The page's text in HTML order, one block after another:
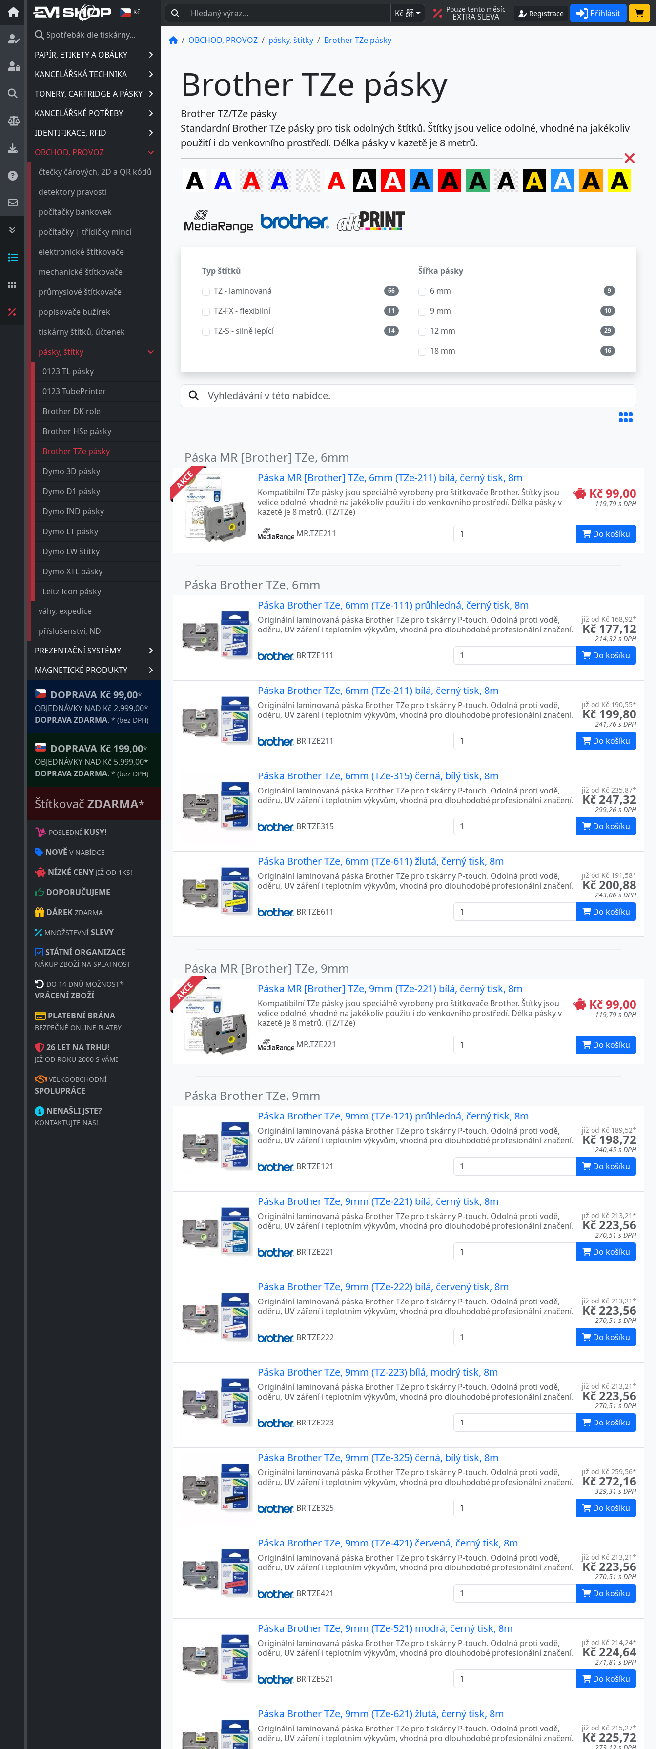
Kč
Spotřebák dle tiskárny...
PAPÍR, ETIKETY A OBÁLKY
KANCELÁŘSKÁ TECHNIKA
TONERY, CARTRIDGE A PÁSKY
KANCELÁŘSKÉ POTŘEBY
IDENTIFIKACE, RFID
OBCHOD, PROVOZ
čtečky čárových, 2D a QR kódů
detektory pravosti
počítačky bankovek
počítačky | třídičky mincí
elektronické štítkovače
mechanické štítkovače
průmyslové štítkovače
popisovače bužírek
tiskárny štítků, účtenek
pásky, štítky
0123 TL pásky
0123 TubePrinter
Brother DK role
Brother HSe pásky
Brother TZe pásky
Dymo 3D pásky
Dymo D1 pásky
Dymo IND pásky
Dymo LT pásky
Dymo LW štítky
Dymo XTL pásky
Leitz Icon pásky
váhy, expedice
příslušenství, ND
PREZENTAČNÍ SYSTÉMY
MAGNETICKÉ PRODUKTY
DOPRAVA Kč 99,00*
OBJEDNÁVKY NAD Kč 2.999,00*
DOPRAVA ZDARMA. * (bez DPH)
DOPRAVA Kč 199,00*
OBJEDNÁVKY NAD Kč 5.999,00*
DOPRAVA ZDARMA. * (bez DPH)
Štítkovač ZDARMA*
POSLEDNÍ KUSY!
NOVĚ V NABÍDCE
NÍZKÉ CENY JIŽ OD 1KS!
DOPORUČUJEME
DÁREK ZDARMA
MNOŽSTEVNÍ SLEVY
STÁTNÍ ORGANIZACE
NÁKUP ZBOŽÍ NA SPLATNOST
DO 14 DNŮ MOŽNOST*
VRÁCENÍ ZBOŽÍ
PLATEBNÍ BRÁNA
BEZPEČNÉ ONLINE PLATBY
26 LET NA TRHU!
JIŽ OD ROKU 2000 S VÁMI
VELKOOBCHODNÍ
SPOLUPRÁCE
NENAŠLI JSTE?
KONTAKTUJTE NÁS!
Kč BEZ
DPH
Pouze tento měsíc
EXTRA SLEVA Registrace Přihlásit
OBCHOD, PROVOZ pásky, štítky Brother TZe pásky
Brother TZe pásky
Brother TZ/TZe pásky
Standardní Brother TZe pásky pro tisk odolných štítků. Štítky jsou velice odolné, vhodné na jakékoliv
použití i do venkovního prostředí. Délka pásky v kazetě je 8 metrů.
Typ štítků
TZ - laminovaná
66
TZ-FX - flexibilní 11
TZ-S - silně lepící 14
Šířka pásky
6 mm
9
9 mm 10
12 mm 29
18 mm 16
24 mm 18
Páska MR [Brother] TZe, 6mm
AKCE Páska MR [Brother] TZe, 6mm (TZe-211) bílá, černý tisk, 8m
Kč 99,00
119,79 s DPH
Kompatibilní TZe pásky jsou speciálně vyrobeny pro štítkovače Brother. Štítky jsou
velice odolné, vhodné na jakékoliv použití i do venkovního prostředí. Délka pásky v
kazetě je 8 metrů. (TZ/TZe)
MR.TZE211
Do košíku
Páska Brother TZe, 6mm
Páska Brother TZe, 6mm (TZe-111) průhledná, černý tisk, 8m
již od Kč 168,92*
Kč 177,12
214,32 s DPH
Originální laminovaná páska Brother TZe pro tiskárny P-touch. Odolná proti vodě,
oděru, UV záření i teplotním výkyvům, vhodná pro dlouhodobé profesionální značení.
BR.TZE111 Do košíku
Páska Brother TZe, 6mm (TZe-211) bílá, černý tisk, 8m
již od Kč 190,55*
Kč 199,80
241,76 s DPH
Originální laminovaná páska Brother TZe pro tiskárny P-touch. Odolná proti vodě,
oděru, UV záření i teplotním výkyvům, vhodná pro dlouhodobé profesionální značení.
BR.TZE211 Do košíku
Páska Brother TZe, 6mm (TZe-315) černá, bílý tisk, 8m
již od Kč 235,87*
Kč 247,32
299,26 s DPH
Originální laminovaná páska Brother TZe pro tiskárny P-touch. Odolná proti vodě,
oděru, UV záření i teplotním výkyvům, vhodná pro dlouhodobé profesionální značení.
BR.TZE315 Do košíku
Páska Brother TZe, 6mm (TZe-611) žlutá, černý tisk, 8m
již od Kč 191,58*
Kč 200,88
243,06 s DPH
Originální laminovaná páska Brother TZe pro tiskárny P-touch. Odolná proti vodě,
oděru, UV záření i teplotním výkyvům, vhodná pro dlouhodobé profesionální značení.
BR.TZE611 Do košíku
Páska MR [Brother] TZe, 9mm
AKCE Páska MR [Brother] TZe, 9mm (TZe-221) bílá, černý tisk, 8m
Kč 99,00
119,79 s DPH
Kompatibilní TZe pásky jsou speciálně vyrobeny pro štítkovače Brother. Štítky jsou
velice odolné, vhodné na jakékoliv použití i do venkovního prostředí. Délka pásky v
kazetě je 8 metrů. (TZ/TZe)
MR.TZE221
Do košíku
Páska Brother TZe, 9mm
Páska Brother TZe, 9mm (TZe-121) průhledná, černý tisk, 8m
již od Kč 189,52*
Kč 198,72
240,45 s DPH
Originální laminovaná páska Brother TZe pro tiskárny P-touch. Odolná proti vodě,
oděru, UV záření i teplotním výkyvům, vhodná pro dlouhodobé profesionální značení.
BR.TZE121 Do košíku
Páska Brother TZe, 9mm (TZe-221) bílá, černý tisk, 8m
již od Kč 213,21*
Kč 223,56
270,51 s DPH
Originální laminovaná páska Brother TZe pro tiskárny P-touch. Odolná proti vodě,
oděru, UV záření i teplotním výkyvům, vhodná pro dlouhodobé profesionální značení.
BR.TZE221 Do košíku
Páska Brother TZe, 9mm (TZe-222) bílá, červený tisk, 8m
již od Kč 213,21*
Kč 223,56
270,51 s DPH
Originální laminovaná páska Brother TZe pro tiskárny P-touch. Odolná proti vodě,
oděru, UV záření i teplotním výkyvům, vhodná pro dlouhodobé profesionální značení.
BR.TZE222 Do košíku
Páska Brother TZe, 9mm (TZ-223) bílá, modrý tisk, 8m
již od Kč 213,21*
Kč 223,56
270,51 s DPH
Originální laminovaná páska Brother TZe pro tiskárny P-touch. Odolná proti vodě,
oděru, UV záření i teplotním výkyvům, vhodná pro dlouhodobé profesionální značení.
BR.TZE223 Do košíku
Páska Brother TZe, 9mm (TZe-325) černá, bílý tisk, 8m
již od Kč 259,56*
Kč 272,16
329,31 s DPH
Originální laminovaná páska Brother TZe pro tiskárny P-touch. Odolná proti vodě,
oděru, UV záření i teplotním výkyvům, vhodná pro dlouhodobé profesionální značení.
BR.TZE325 Do košíku
Páska Brother TZe, 9mm (TZe-421) červená, černý tisk, 8m
již od Kč 213,21*
Kč 223,56
270,51 s DPH
Originální laminovaná páska Brother TZe pro tiskárny P-touch. Odolná proti vodě,
oděru, UV záření i teplotním výkyvům, vhodná pro dlouhodobé profesionální značení.
BR.TZE421 Do košíku
Páska Brother TZe, 9mm (TZe-521) modrá, černý tisk, 8m
již od Kč 214,24*
Kč 224,64
271,81 s DPH
Originální laminovaná páska Brother TZe pro tiskárny P-touch. Odolná proti vodě,
oděru, UV záření i teplotním výkyvům, vhodná pro dlouhodobé profesionální značení.
BR.TZE521 Do košíku
Páska Brother TZe, 9mm (TZe-621) žlutá, černý tisk, 8m
již od Kč 215,27*
Kč 225,72
Originální laminovaná páska Brother TZe pro tiskárny P-touch. Odolná proti vodě,
oděru, UV záření i teplotním výkyvům, vhodná pro dlouhodobé profesionální značení.